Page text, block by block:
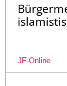
JF-Online